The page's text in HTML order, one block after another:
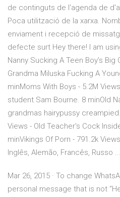
de continguts de l'agenda de
Poca utilització de la xarxa.
enviament i recepció de
defecte surt Hey there! I am
Nanny Sucking A Teen Boy's Big
Grandma Miluska Fucking A
minMoms With Boys - 5.2M
student Sam Bourne. 8 minOld
grandmas hairypussy
Views - Old Teacher's Cock
minVikings Of Porn - 791.2k
Inglês, Alemão, Francês, Russo ...
Mar 26, 2015 · To change
personal message that is not